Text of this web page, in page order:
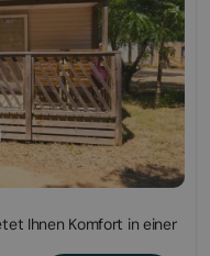
Ihnen Komfort in einer